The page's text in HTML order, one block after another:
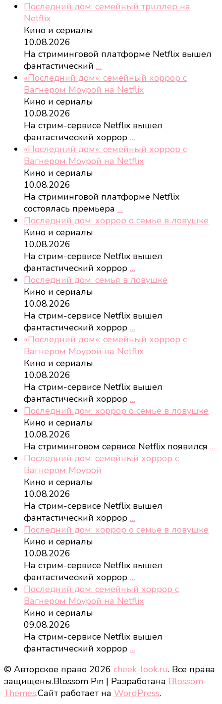
Последний дом: семейный триллер на
Netflix
Кино и сериалы
10.08.2026
На стриминговой платформе Netflix вышел
фантастический …
«Последний дом»: семейный хоррор с
Вагнером Моурой на Netflix
Кино и сериалы
10.08.2026
На стрим-сервисе Netflix вышел
фантастический хоррор …
«Последний дом»: семейный хоррор с
Вагнером Моурой на Netflix
Кино и сериалы
10.08.2026
На стриминговой платформе Netflix
состоялась премьера …
Последний дом: хоррор о семье в ловушке
Кино и сериалы
10.08.2026
На стрим-сервисе Netflix вышел
фантастический хоррор …
Последний дом: семья в ловушке
Кино и сериалы
10.08.2026
На стрим-сервисе Netflix вышел
фантастический хоррор …
«Последний дом»: семейный хоррор с
Вагнером Моурой на Netflix
Кино и сериалы
10.08.2026
На стрим-сервисе Netflix вышел
фантастический хоррор …
Последний дом: хоррор о семье в ловушке
Кино и сериалы
10.08.2026
На стриминговом сервисе Netflix появился …
Последний дом: семейный хоррор с
Вагнером Моурой
Кино и сериалы
10.08.2026
На стрим-сервисе Netflix вышел
фантастический хоррор …
Последний дом: хоррор о семье в ловушке
Кино и сериалы
10.08.2026
На стрим-сервисе Netflix вышел
фантастический хоррор …
Последний дом: семейный хоррор с
Вагнером Моурой на Netflix
Кино и сериалы
09.08.2026
На стрим-сервисе Netflix вышел
фантастический хоррор …
© Авторское право 2026 cheek-look.ru. Все права
защищены.Blossom Pin | Разработана Blossom
Themes.Сайт работает на WordPress.